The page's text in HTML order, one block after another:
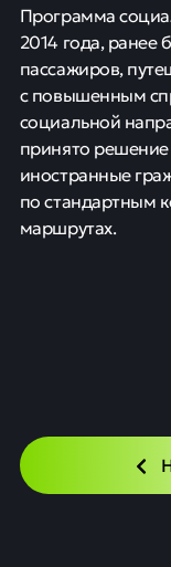
Программа
2014 года, ранее
пассажиров,
с повышенным
социальной
принято решение
иностранные
по стандартным
маршрутах.